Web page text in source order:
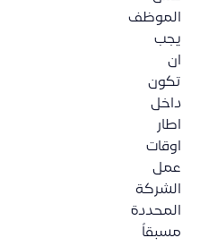
الموظف
يجب
تكون
داخل
اطار
اوقات
عمل
الشركة
المحددة
مسبقاً